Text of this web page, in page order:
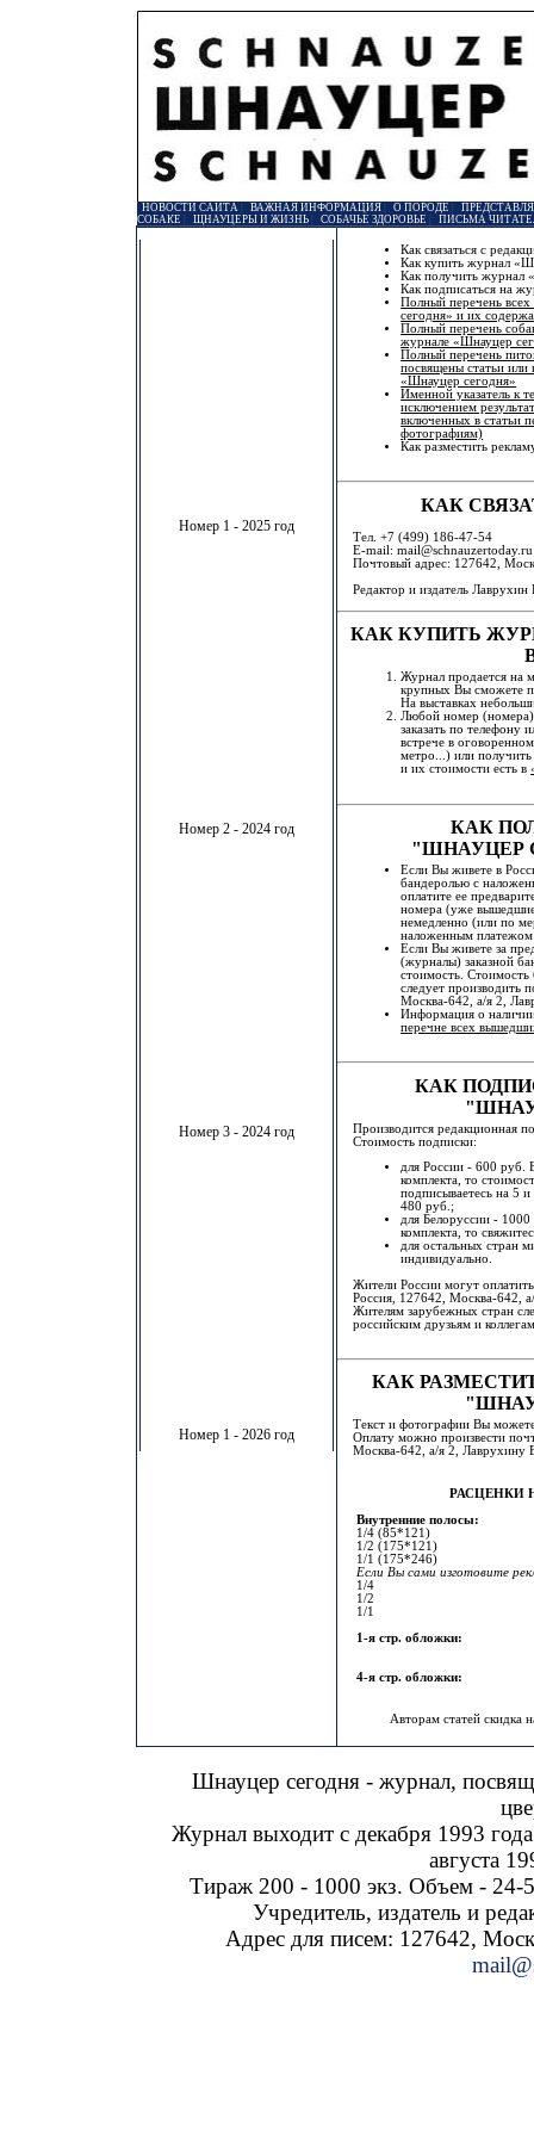
НОВОСТИ САЙТА| ВАЖНАЯ ИНФОРМАЦИЯ| О ПОРОДЕ
СОБАКЕ
ЩНАУЦЕРЫ И ЖИЗНЬ| СОБАЧЬЕ ЗДОРОВЬЕ ПИСЬМА
Номер 1 - 2025 год
Номер 2 - 2024 год
Номер 3 - 2024 год
Номер 1 - 2026 год
Как связаться с
Как купить журнал
Как получить журнал
Как подписаться на
Полный перечень
сегодня» и их
Полный перечень
журнале «Шнауцер
Полный перечень
посвящены статьи
«Шнауцер сегодня»
Именной указатель к
исключением
включенных в статьи
фотографиям)
Как разместить
КАК
Тел. +7 (499) 186-47-54
E-mail: mail@schnauzertoday.ru
Почтовый адрес: 127642,
Редактор и издатель
КАК КУПИТЬ
Журнал продается на
крупных Вы сможете
На выставках
Любой номер
заказать по телефону
встрече в
метро...) или
и их стоимости есть в
КАК
"ШНАУЦЕР
Если Вы живете в
бандеролью с
оплатите ее
номера (уже
немедленно (или по
наложенным платежом
Если Вы живете за
(журналы) заказной
стоимость.
следует производить
Москва-642, а/я 2,
Информация о
перечне всех
КАК
Производится редакционная
Стоимость подписки:
для России - 600 руб.
комплекта, то
подписываетесь на 5
480 руб.;
для Белоруссии -
комплекта, то
для остальных стран
индивидуально.
Жители России могут
Россия, 127642, Москва-642,
Жителям зарубежных стран
российским друзьям и
КАК
Текст и фотографии Вы
Оплату можно произвести
Москва-642, а/я 2, Лаврухину
РАСЦЕНКИ
Внутренние полосы:
1/4 (85*121)
1/2 (175*121)
1/1 (175*246)
Если Вы сами изготовите
1/4
1/2
1/1
1-я стр. обложки:
4-я стр. обложки:
Авторам статей скидка
Шнауцер сегодня - журнал,
Журнал выходит с декабря 1993
августа
Тираж 200 - 1000 экз. Объем - 24-
Учредитель, издатель и
Адрес для писем: 127642,